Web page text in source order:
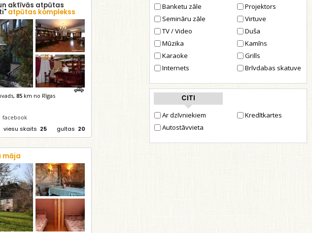
Banketu zāle
Semināru zāle
TV / Video
Mūzika
Karaoke
Internets
Projektors
Virtuve
Duša
Kamīns
Grills
Brīvdabas skatuve
CITI
Ar dzīvniekiem
Autostāvvieta
Kredītkartes
aktīvās atpūtas
atpūtas komplekss
85 km no Rīgas
facebook
gultas 20
viesu skaits 25
māja